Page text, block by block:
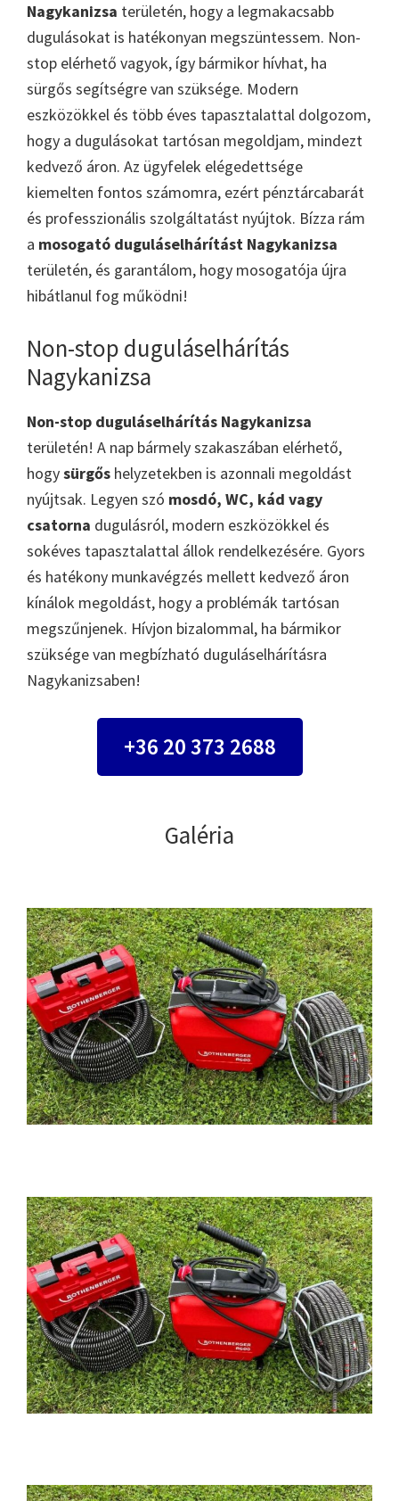
Nagykanizsa területén, hogy a legmakacsabb
dugulásokat is hatékonyan megszüntessem. Non-
stop elérhető vagyok, így bármikor hívhat, ha
sürgős segítségre van szüksége. Modern
eszközökkel és több éves tapasztalattal dolgozom,
hogy a dugulásokat tartósan megoldjam, mindezt
kedvező áron. Az ügyfelek elégedettsége
kiemelten fontos számomra, ezért pénztárcabarát
és professzionális szolgáltatást nyújtok. Bízza rám
a mosogató duguláselhárítást Nagykanizsa
területén, és garantálom, hogy mosogatója újra
hibátlanul fog működni!
Non-stop duguláselhárítás
Nagykanizsa
Non-stop duguláselhárítás Nagykanizsa
területén! A nap bármely szakaszában elérhető,
hogysürgős helyzetekben is azonnali megoldást
nyújtsak. Legyen szó mosdó, WC, kád vagy
csatorna dugulásról, modern eszközökkel és
sokéves tapasztalattal állok rendelkezésére. Gyors
és hatékony munkavégzés mellett kedvező áron
kínálok megoldást, hogy a problémák tartósan
megszűnjenek. Hívjon bizalommal, ha bármikor
szüksége van megbízható duguláselhárításra
Nagykanizsaben!
+36 20 373 2688
Galéria